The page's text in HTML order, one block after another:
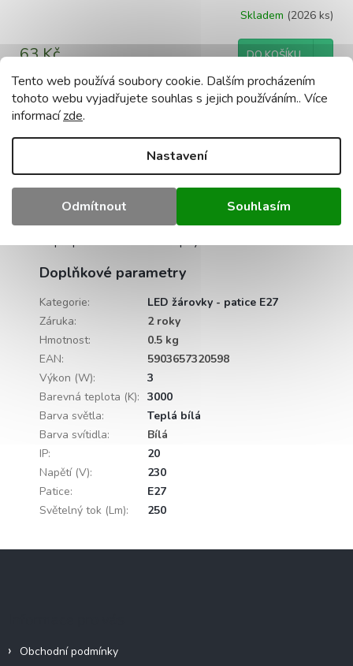
Tento web používá soubory cookie. Dalším procházením
tohoto webu vyjadřujete souhlas s jejich používáním.. Více
informacízde.
Nastavení
Odmítnout Souhlasím
Skladem (2026 ks)
63 Kč DO KOŠÍKU
ZOBRAZIT VŠECHNY SOUVISEJÍCÍ PRODUKTY
Popis Podobné (8) Diskuze
Detailní popis produktu
Doplňkové parametry
Kategorie:
LED žárovky - patice E27
Záruka:
2 roky
Hmotnost:
0.5 kg
EAN:
5903657320598
Výkon (W):
3
Barevná teplota (K): 3000
Barva světla:
Teplá bílá
Barva svítidla:
Bílá
IP:
20
Napětí (V):
230
Patice:
E27
Světelný tok (Lm): 250
Obchodní podmínky